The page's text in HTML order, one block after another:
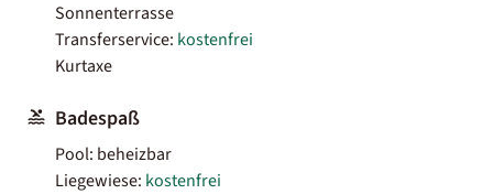
Sonnenterrasse
Transferservice: kostenfrei
Kurtaxe
Badespaß
Pool: beheizbar
Liegewiese: kostenfrei